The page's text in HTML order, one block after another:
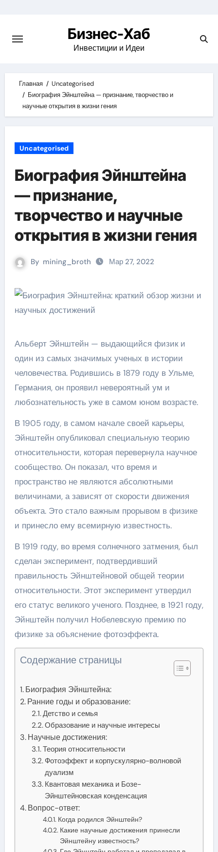
content
Бизнес-Хаб
Инвестиции и Идеи
Главная
Uncategorised
Биография Эйнштейна — признание, творчество и
научные открытия в жизни гения
Uncategorised
Биография Эйнштейна
— признание,
творчество и научные
открытия в жизни гения
By mining_broth Мар 27, 2022
Альберт Эйнштейн — выдающийся физик и
один из самых значимых ученых в истории
человечества. Родившись в 1879 году в Ульме,
Германия, он проявил невероятный ум и
любознательность уже в самом юном возрасте.
В 1905 году, в самом начале своей карьеры,
Эйнштейн опубликовал специальную теорию
относительности, которая перевернула научное
сообщество. Он показал, что время и
пространство не являются абсолютными
величинами, а зависят от скорости движения
объекта. Это стало важным прорывом в физике
и принесло ему всемирную известность.
В 1919 году, во время солнечного затмения, был
сделан эксперимент, подтвердивший
правильность Эйнштейновой общей теории
относительности. Этот эксперимент утвердил
его статус великого ученого. Позднее, в 1921 году,
Эйнштейн получил Нобелевскую премию по
физике за объяснение фотоэффекта.
Содержание страницы
Биография Эйнштейна:
Ранние годы и образование:
Детство и семья
Образование и научные интересы
Научные достижения:
Теория относительности
Фотоэффект и корпускулярно-волновой
дуализм
Квантовая механика и Бозе-
Эйнштейновская конденсация
Вопрос-ответ:
Когда родился Эйнштейн?
Какие научные достижения принесли
Эйнштейну известность?